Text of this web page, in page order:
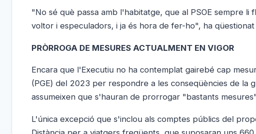
"No sé què passa amb l'habitatge, que al PSOE sempre
voltor i especuladors, i ja és hora de fer-ho", ha
PRÒRROGA DE MESURES ACTUALMENT EN VIGOR
Encara que l'Executiu no ha contemplat gairebé cap
(PGE) del 2023 per respondre a les conseqüències de la
assumeixen que s'hauran de prorrogar "bastants
L'única excepció que s'inclou als comptes públics del